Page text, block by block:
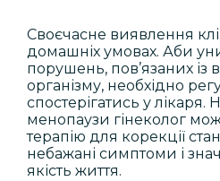
Своєчасне виявлення
домашніх умовах. Аби
порушень, пов’язаних із
організму, необхідно
спостерігатись у лікаря.
менопаузи гінеколог
терапію для корекції
небажані симптоми і
якість життя.